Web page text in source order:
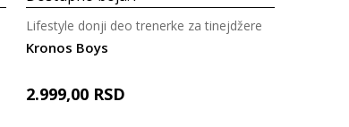
Kronos Boys
Lifestyle donji deo trenerke za tinejdžere
2.999,00 RSD